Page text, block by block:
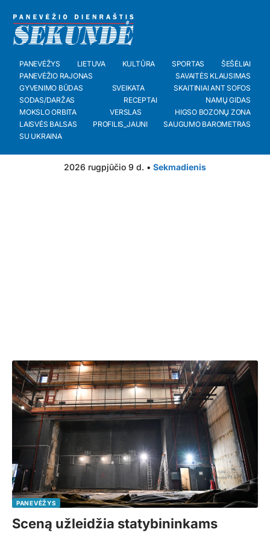
PANEVĖŽYS LIETUVA KULTŪRA SPORTAS
ŠEŠĖLIAI
PANEVĖŽIO RAJONAS
SAVAITĖS KLAUSIMAS
GYVENIMO BŪDAS
SVEIKATA
SKAITINIAI ANT SOFOS
SODAS/DARŽAS
RECEPTAI
NAMŲ GIDAS
MOKSLO ORBITA
VERSLAS
HIGSO BOZONŲ ZONA
LAISVĖS BALSAS
PROFILIS_JAUNI
SAUGUMO BAROMETRAS
SU UKRAINA
2026 rugpjūčio 9 d. • Sekmadienis
PANEVĖŽYS
Sceną užleidžia statybininkams